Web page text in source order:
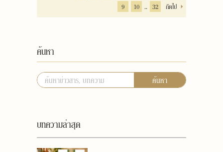
9
10 .. 32 ถัดไป
ค้นหา
ค้นหา
บทความล่าสุด